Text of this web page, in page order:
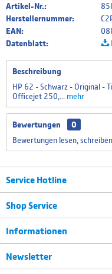
Artikel-Nr.:
Herstellernummer:
EAN:
Datenblatt:
Beschreibung
HP 62 - Schwarz - Original -
Officejet 250,...
mehr
Bewertungen
0
Bewertungen lesen,
Service Hotline
Shop Service
Informationen
Newsletter